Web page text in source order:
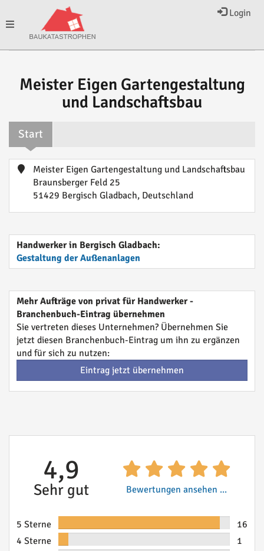
Login
Toggle
Meister Eigen Gartengestaltung
und Landschaftsbau
Start
Meister Eigen Gartengestaltung und Landschaftsbau
Braunsberger Feld 25
51429 Bergisch Gladbach, Deutschland
Handwerker in Bergisch Gladbach:
Gestaltung der Außenanlagen
Mehr Aufträge von privat für Handwerker -
Branchenbuch-Eintrag übernehmen
Sie vertreten dieses Unternehmen? Übernehmen Sie
jetzt diesen Branchenbuch-Eintrag um ihn zu ergänzen
und für sich zu nutzen:
Eintrag jetzt übernehmen
4,9
Sehr gut Bewertungen ansehen ...
5 Sterne
16
4 Sterne
1